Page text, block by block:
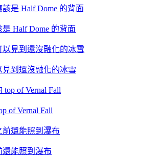
Half Dome 的背面
見到還沒融化的冰雪
of Vernal Fall
還能照到瀑布